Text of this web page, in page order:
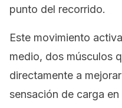
punto del recorrido.
Este movimiento
medio, dos músculos
directamente a
sensación de carga